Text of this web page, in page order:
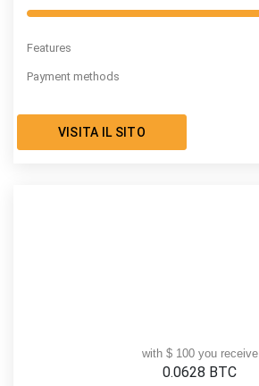
Features
Payment methods
VISITA IL SITO
with $ 100 you receive
0.0628 BTC